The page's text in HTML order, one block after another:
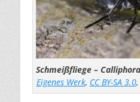
Schmeißfliege –
Eigenes Werk, CC BY-SA 3.0,